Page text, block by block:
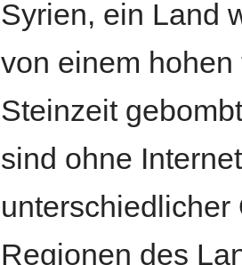
Syrien, ein Land
von einem
Steinzeit
sind ohne
unterschiedlicher
Regionen des